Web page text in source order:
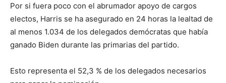
Por si fuera poco con el abrumador apoyo de cargos
electos, Harris se ha asegurado en 24 horas la lealtad de
al menos 1.034 de los delegados demócratas que había
ganado Biden durante las primarias del partido.
Esto representa el 52,3 % de los delegados necesarios